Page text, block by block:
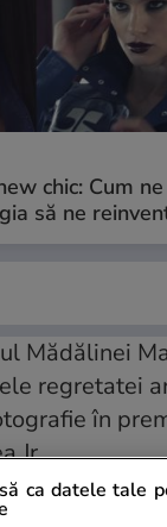
chic: Cum ne
să ne
ca datele tale